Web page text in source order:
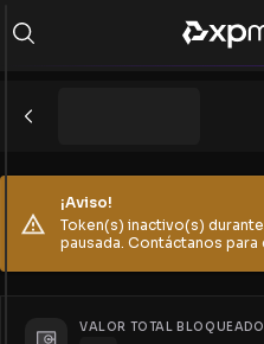
¡Aviso!
Token(s) inactivo(s)
pausada. Contáctanos para
VALOR TOTAL BLOQUEADO